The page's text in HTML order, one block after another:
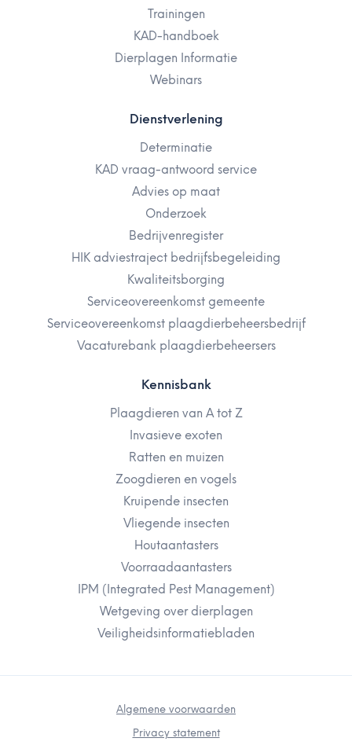
Trainingen
KAD-handboek
Dierplagen Informatie
Webinars
Dienstverlening
Determinatie
KAD vraag-antwoord service
Advies op maat
Onderzoek
Bedrijvenregister
HIK adviestraject bedrijfsbegeleiding
Kwaliteitsborging
Serviceovereenkomst gemeente
Serviceovereenkomst plaagdierbeheersbedrijf
Vacaturebank plaagdierbeheersers
Kennisbank
Plaagdieren van A tot Z
Invasieve exoten
Ratten en muizen
Zoogdieren en vogels
Kruipende insecten
Vliegende insecten
Houtaantasters
Voorraadaantasters
IPM (Integrated Pest Management)
Wetgeving over dierplagen
Veiligheidsinformatiebladen
Algemene voorwaarden
Privacy statement